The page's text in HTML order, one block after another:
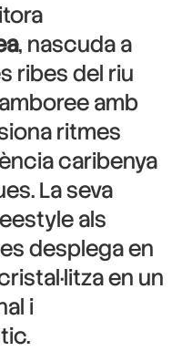
, nascuda a
ribes del riu
amb
ritmes
caribenya
La seva
als
desplega en
en un
i